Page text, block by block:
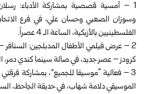
1 – أمسية قصصية بمشاركة الأدباء:
وسوزان الصعبي وحسان علي، في فرع الاتحاد
الفلسطينيين بالأزبكية، الساعة الـ 4 عصراً.
2 – عرض فيلمي الأطفال المدبلجين: السنافر –
كرودز – عصر جديد، في صالة سينما كندي دمر، الساعة
3 – فعالية “موسيقا للجميع”، بمشاركة فرقتي
الموسيقي دلامة شهاب، في حديقة الجاحظ، الساعة الـ